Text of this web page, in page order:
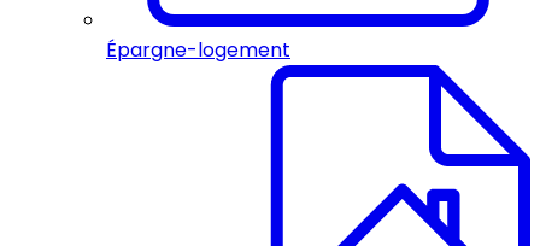
Épargne-logement